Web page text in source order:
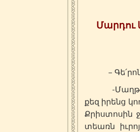
Մարդու
–
-Մաղթում
քեզ իրենց
Քրիստոսին
տեառն